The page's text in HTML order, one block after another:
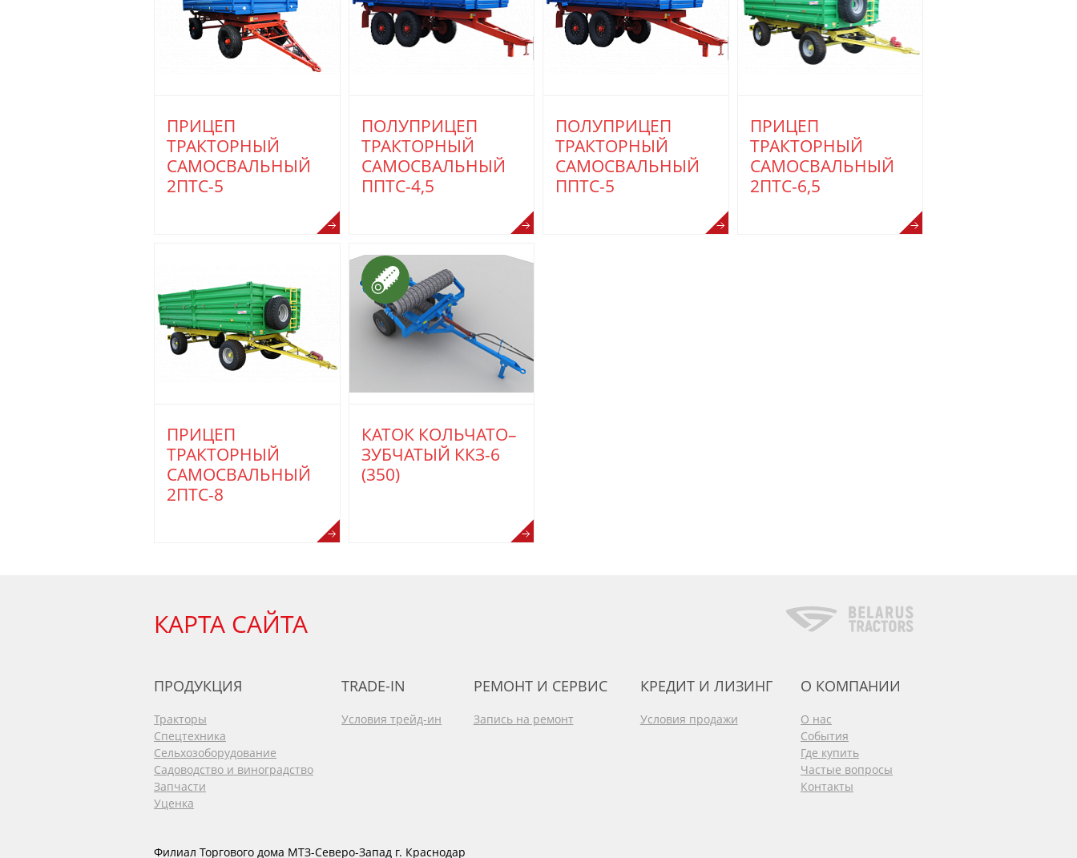
ПРИЦЕП
ТРАКТОРНЫЙ
САМОСВАЛЬНЫЙ
2ПТС-5
ПОЛУПРИЦЕП
ТРАКТОРНЫЙ
САМОСВАЛЬНЫЙ
ППТС-4,5
ПОЛУПРИЦЕП
ТРАКТОРНЫЙ
САМОСВАЛЬНЫЙ
ППТС-5
ПРИЦЕП
ТРАКТОРНЫЙ
САМОСВАЛЬНЫЙ
2ПТС-6,5
ПРИЦЕП
ТРАКТОРНЫЙ
САМОСВАЛЬНЫЙ
2ПТС-8
КАТОК КОЛЬЧАТО–
ЗУБЧАТЫЙ ККЗ-6
(350)
КАРТА САЙТА
ПРОДУКЦИЯ
Тракторы
Спецтехника
Сельхозоборудование
Садоводство и виноградство
Запчасти
Уценка
TRADE-IN
Условия трейд-ин
РЕМОНТ И СЕРВИС
Запись на ремонт
КРЕДИТ И ЛИЗИНГ
Условия продажи
О КОМПАНИИ
О нас
События
Где купить
Частые вопросы
Контакты
Филиал Торгового дома МТЗ-Северо-Запад г. Краснодар